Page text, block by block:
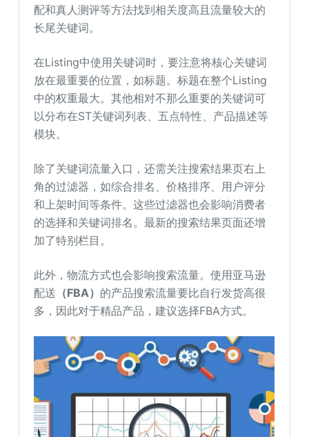
配和真人测评等方法找到相关度高且流量较大的
长尾关键词。
在Listing中使用关键词时，要注意将核心关键词
放在最重要的位置，如标题。标题在整个Listing
中的权重最大。其他相对不那么重要的关键词可
以分布在ST关键词列表、五点特性、产品描述等
模块。
除了关键词流量入口，还需关注搜索结果页右上
角的过滤器，如综合排名、价格排序、用户评分
和上架时间等条件。这些过滤器也会影响消费者
的选择和关键词排名。最新的搜索结果页面还增
加了特别栏目。
此外，物流方式也会影响搜索流量。使用亚马逊
配送 （FBA） 的产品搜索流量要比自行发货高很
多，因此对于精品产品，建议选择FBA方式。